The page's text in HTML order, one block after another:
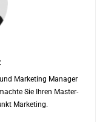
Marketing Manager
Sie Ihren Master-
Marketing.